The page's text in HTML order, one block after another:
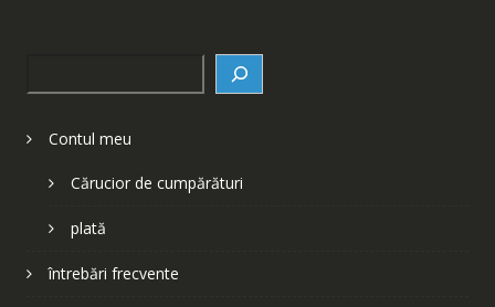
Contul meu
Cărucior de cumpărături
plată
întrebări frecvente